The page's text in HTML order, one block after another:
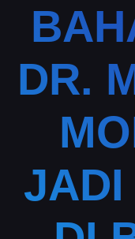
DR.
JADI